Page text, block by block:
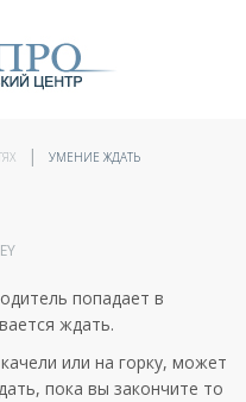
УМЕНИЕ ЖДАТЬ
попадает в
ждать.
или на горку, может
пока вы закончите то